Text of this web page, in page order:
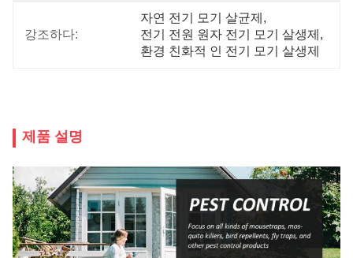
강조하다:
자연 전기 모기 살균제 ,
전기 전원 원자 전기 모기 살생제 ,
환경 친화적 인 전기 모기 살생제
제품 설명